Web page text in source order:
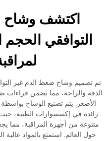
اكتشف وشاح
التوافقي
تم تصميم وشاح ضغط الدم غير
الدقة والراحة، مما يضمن
رائدة في إكسسوارات الطبية،
متنوعة من أجهزة المراقبة، مما
حول العالم. استمتع بالمواد عالية